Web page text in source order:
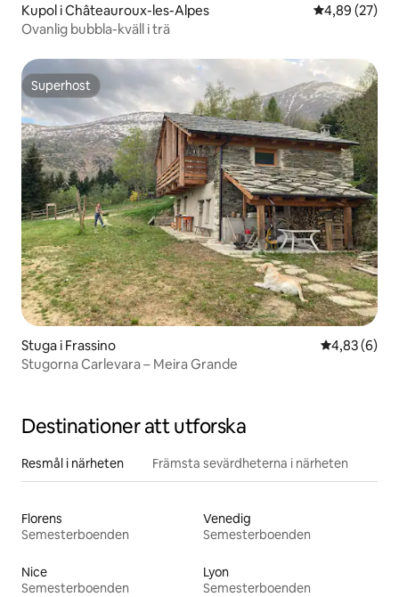
Kupol i Châteauroux-les-Alpes 4,89 av 5 i
4,89 (27)
Ovanlig bubbla-kväll i trä
Superhost
Superhost
Stuga i Frassino 4,83 av 5 i
4,83 (6)
Stugorna Carlevara – Meira Grande
Destinationer att utforska
Resmål i närheten Främsta sevärdheterna i närheten
Florens
Semesterboenden
Venedig
Semesterboenden
Nice
Semesterboenden
Lyon
Semesterboenden